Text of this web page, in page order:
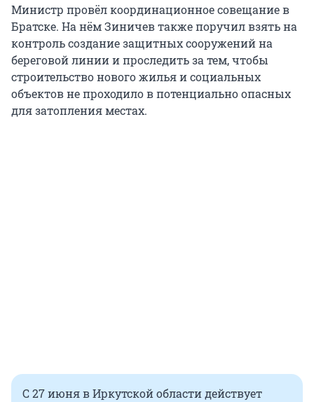
Министр провёл координационное совещание в
Братске. На нём Зиничев также поручил взять на
контроль создание защитных сооружений на
береговой линии и проследить за тем, чтобы
строительство нового жилья и социальных
объектов не проходило в потенциально опасных
для затопления местах.
С 27 июня в Иркутской области действует